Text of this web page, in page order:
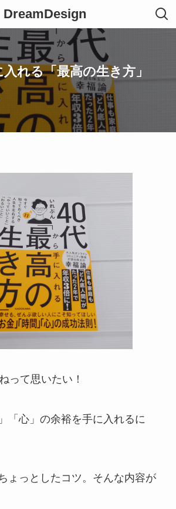
DreamDesign
入れる「最高の生き方」
って思いたい！
「心」の余裕を手に入れるに
ょっとしたコツ。そんな内容が